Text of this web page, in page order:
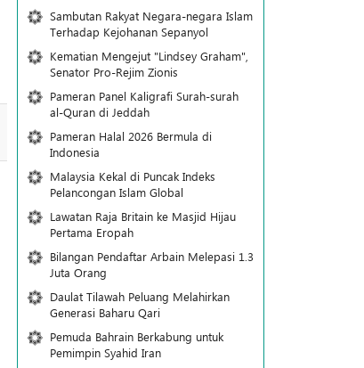
Sambutan Rakyat Negara-negara Islam
Terhadap Kejohanan Sepanyol
Kematian Mengejut "Lindsey Graham",
Senator Pro-Rejim Zionis
Pameran Panel Kaligrafi Surah-surah
al-Quran di Jeddah
Pameran Halal 2026 Bermula di
Indonesia
Malaysia Kekal di Puncak Indeks
Pelancongan Islam Global
Lawatan Raja Britain ke Masjid Hijau
Pertama Eropah
Bilangan Pendaftar Arbain Melepasi 1.3
Juta Orang
Daulat Tilawah Peluang Melahirkan
Generasi Baharu Qari
Pemuda Bahrain Berkabung untuk
Pemimpin Syahid Iran